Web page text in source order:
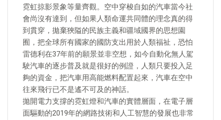
霓虹掠影景象等量齊觀。空中穿梭自如的汽車當今社
會尚沒有達到，但如果人類命運共同體的理念真的得
到貫穿，拋棄狹隘的民族主義和疆域國界的思想園
囿，把全球所有國家的國防支出用於人類福祉，恐怕
雷德利在37年前的願景並非空想，如今自動化無人駕
駛汽車的逐步普及就是很好的例證，人類只要投入足
夠的資金，把汽車用高能燃料配置起來，汽車在空中
往來飛行已不是遙不可及的神話。
拋開電力支撐的霓虹燈和汽車的實體層面，在電子層
面驅動的2019年的網路技術和人工智慧的發展也非常